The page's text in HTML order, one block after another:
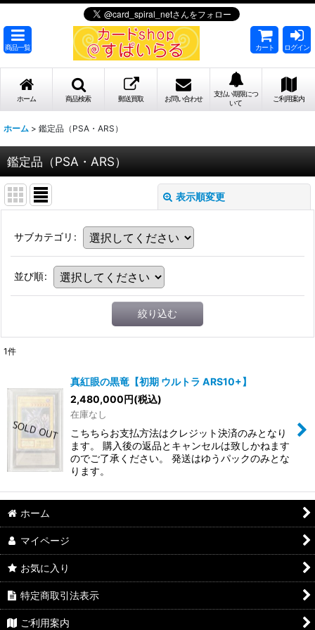
商品一覧 カート ログイン
ホーム 商品検索 郵送買取 お問い合わせ
支払い期限につ
いて
ご利用案内
ホーム > 鑑定品（PSA・ARS）
鑑定品（PSA・ARS）
表示順変更
サブカテゴリ :
並び順:
絞り込む
1件
真紅眼の黒竜【初期 ウルトラ ARS10+】
2,480,000円(税込)
在庫なし
こちちらお支払方法はクレジット決済のみとなり
ます。 購入後の返品とキャンセルは致しかねます
のでご了承ください。 発送はゆうパックのみとな
ります。
ホーム
マイページ
お気に入り
特定商取引法表示
ご利用案内